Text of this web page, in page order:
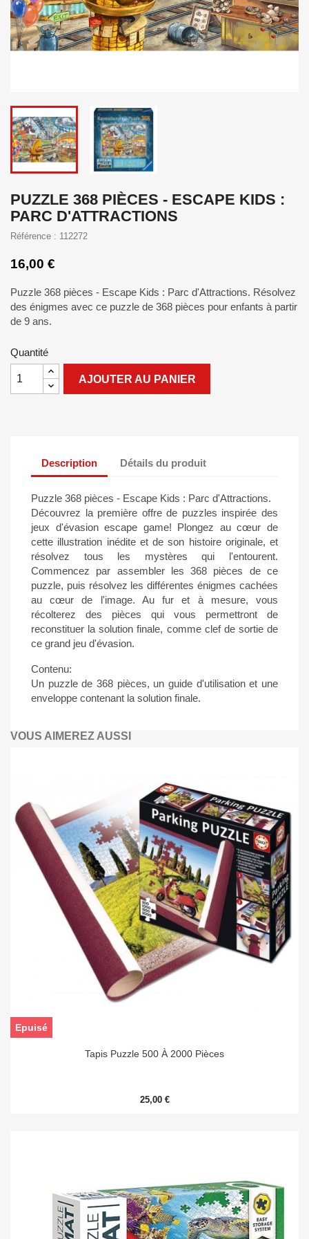
PUZZLE 368 PIÈCES - ESCAPE KIDS :
PARC D'ATTRACTIONS
Référence : 112272
16,00 €
Puzzle 368 pièces - Escape Kids : Parc d'Attractions. Résolvez
des énigmes avec ce puzzle de 368 pièces pour enfants à partir
de 9 ans.
Quantité
AJOUTER AU PANIER
Description Détails du produit
Puzzle 368 pièces - Escape Kids : Parc d'Attractions.
Découvrez la première offre de puzzles inspirée des
jeux d'évasion escape game! Plongez au cœur de
cette illustration inédite et de son histoire originale, et
résolvez tous les mystères qui l'entourent.
Commencez par assembler les 368 pièces de ce
puzzle, puis résolvez les différentes énigmes cachées
au cœur de l'image. Au fur et à mesure, vous
récolterez des pièces qui vous permettront de
reconstituer la solution finale, comme clef de sortie de
ce grand jeu d'évasion.
Contenu:
Un puzzle de 368 pièces, un guide d'utilisation et une
enveloppe contenant la solution finale.
VOUS AIMEREZ AUSSI
Tapis Puzzle 500 À 2000 Pièces
25,00 €
Epuisé